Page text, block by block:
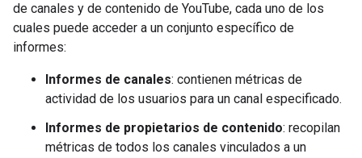
de canales y de contenido de YouTube, cada uno de los
cuales puede acceder a un conjunto específico de
informes:
Informes de canales: contienen métricas de
actividad de los usuarios para un canal especificado.
Informes de propietarios de contenido: recopilan
métricas de todos los canales vinculados a un